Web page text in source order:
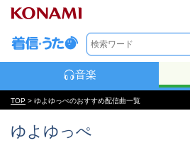
音楽
TOP > ゆよゆっぺのおすすめ配信曲一覧
ゆよゆっぺ